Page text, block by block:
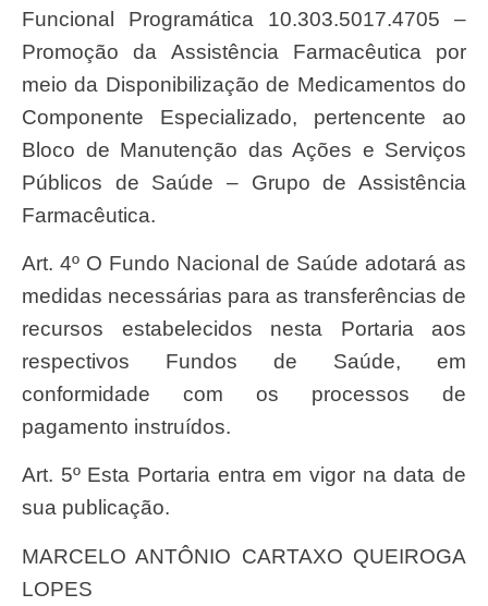
Funcional Programática 10.303.5017.4705 –
Promoção da Assistência Farmacêutica por
meio da Disponibilização de Medicamentos do
Componente Especializado, pertencente ao
Bloco de Manutenção das Ações e Serviços
Públicos de Saúde – Grupo de Assistência
Farmacêutica.
Art. 4º O Fundo Nacional de Saúde adotará as
medidas necessárias para as transferências de
recursos estabelecidos nesta Portaria aos
respectivos Fundos de Saúde, em
conformidade com os processos de
pagamento instruídos.
Art. 5º Esta Portaria entra em vigor na data de
sua publicação.
MARCELO ANTÔNIO CARTAXO QUEIROGA
LOPES